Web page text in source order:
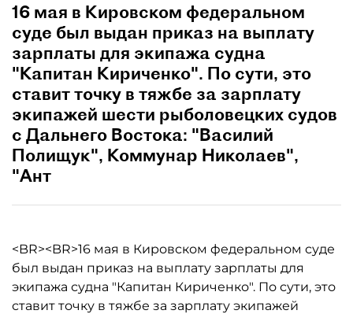
16 мая в Кировском федеральном
суде был выдан приказ на выплату
зарплаты для экипажа судна
"Капитан Кириченко". По сути, это
ставит точку в тяжбе за зарплату
экипажей шести рыболовецких судов
с Дальнего Востока: "Василий
Полищук", Коммунар Николаев",
"Ант
<BR><BR>16 мая в Кировском федеральном суде
был выдан приказ на выплату зарплаты для
экипажа судна "Капитан Кириченко". По сути, это
ставит точку в тяжбе за зарплату экипажей